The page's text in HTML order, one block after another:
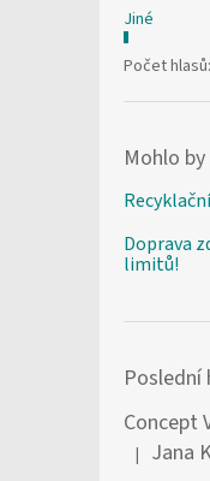
Jiné
Počet hlasů:
Mohlo
Doprava
limitů!
Poslední
| Jana